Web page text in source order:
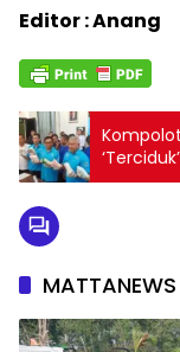
Editor : Anang
‘Terciduk’
MATTANEWS